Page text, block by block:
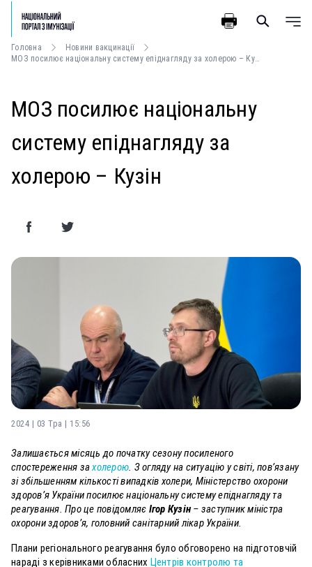
Головна
Новини вакцинації
МОЗ посилює національну систему епіднагляду за холерою – Кузін
МОЗ посилює національну
систему епіднагляду за
холерою – Кузін
2024 | 03 Тра | 15:56
Залишається місяць до початку сезону посиленого
спостереження захолерою. З огляду на ситуацію у світі, пов’язану
зі збільшенням кількості випадків холери, Міністерство охорони
здоров’я України посилює національну систему епіднагляду та
реагування. Про це повідомляє Ігор Кузін – заступник міністра
охорони здоров’я, головний санітарний лікар України.
Плани регіонального реагування було обговорено на підготовчій
нараді з керівниками обласних Центрів контролю та